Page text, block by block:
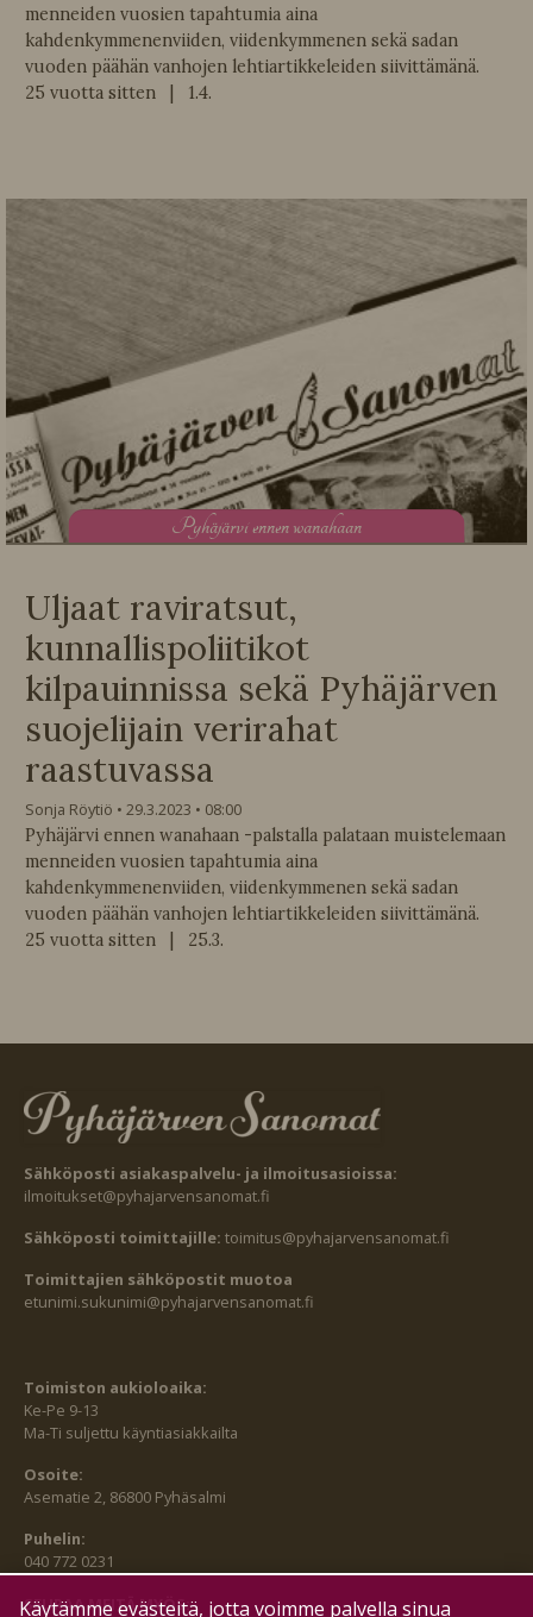
menneiden vuosien tapahtumia aina
kahdenkymmenenviiden, viidenkymmenen sekä sadan
vuoden päähän vanhojen lehtiartikkeleiden siivittämänä.
25 vuotta sitten | 1.4.
Pyhäjärvi ennen wanahaan
Uljaat raviratsut,
kunnallispoliitikot
kilpauinnissa sekä Pyhäjärven
suojelijain verirahat
raastuvassa
Sonja Röytiö 29.3.2023
08:00
Pyhäjärvi ennen wanahaan -palstalla palataan muistelemaan
menneiden vuosien tapahtumia aina
kahdenkymmenenviiden, viidenkymmenen sekä sadan
vuoden päähän vanhojen lehtiartikkeleiden siivittämänä.
25 vuotta sitten | 25.3.
Sähköposti asiakaspalvelu- ja ilmoitusasioissa:
ilmoitukset@pyhajarvensanomat.fi
Sähköposti toimittajille: toimitus@pyhajarvensanomat.fi
Toimittajien sähköpostit muotoa
etunimi.sukunimi@pyhajarvensanomat.fi
Toimiston aukioloaika:
Ke-Pe 9-13
Ma-Ti suljettu käyntiasiakkailta
Osoite:
Asematie 2, 86800 Pyhäsalmi
Puhelin:
040 772 0231
SEURAA MEITÄ MYÖS:
Käytämme evästeitä, jotta voimme palvella sinua